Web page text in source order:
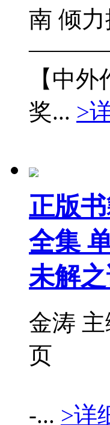
南 倾
【中
奖... >
正版
全集
未解
金涛
页
-... >详